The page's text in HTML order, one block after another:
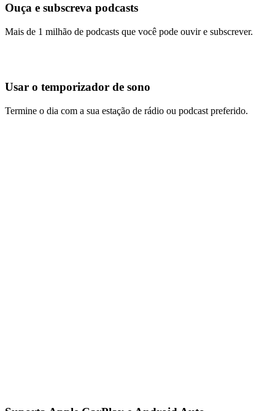
Ouça e subscreva podcasts
Mais de 1 milhão de podcasts que você pode ouvir e subscrever.
Usar o temporizador de sono
Termine o dia com a sua estação de rádio ou podcast preferido.